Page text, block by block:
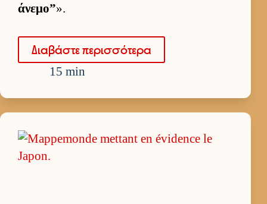
άνεμο”».
Δια­βάστε περισ­σότερα
15 min